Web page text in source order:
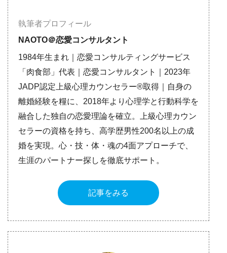
執筆者プロフィール
NAOTO＠恋愛コンサルタント
1984年生まれ｜恋愛コンサルティングサービス
「肉食部」代表｜恋愛コンサルタント｜2023年
JADP認定上級心理カウンセラー®取得｜自身の
離婚経験を糧に、2018年より心理学と行動科学を
融合した独自の恋愛理論を確立。上級心理カウン
セラーの資格を持ち、高学歴男性200名以上の成
婚を実現。心・技・体・魂の4面アプローチで、
生涯のパートナー探しを徹底サポート。
記事をみる